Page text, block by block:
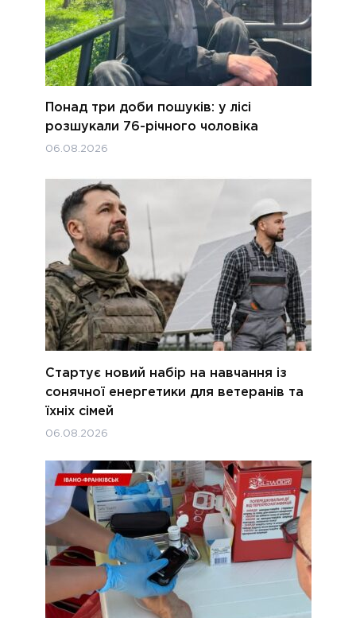
Понад три доби пошуків: у лісі
розшукали 76-річного чоловіка
06.08.2026
Стартує новий набір на навчання із
сонячної енергетики для ветеранів та
їхніх сімей
06.08.2026